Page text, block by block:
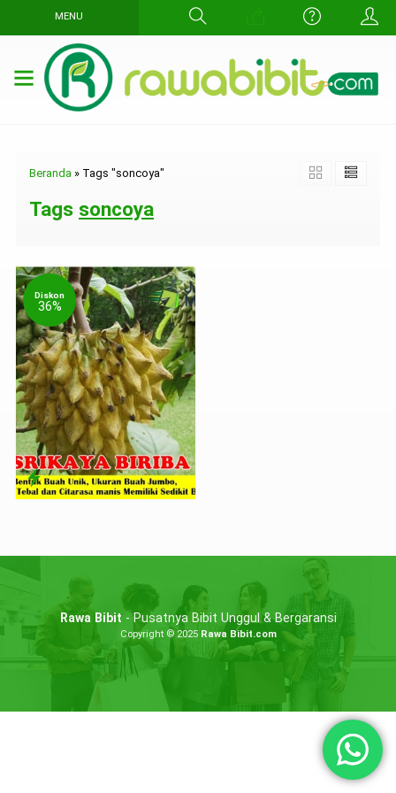
MENU
Beranda » Tags "soncoya"
Tags soncoya
Diskon
36%
Rawa Bibit - Pusatnya Bibit Unggul & Bergaransi
Copyright © 2025 Rawa Bibit.com